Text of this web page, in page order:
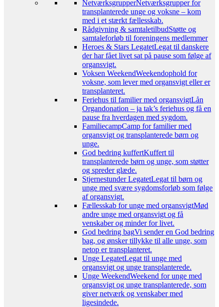
NetværksgrupperNetværksgrupper for
transplanterede unge og voksne – kom
med i et stærkt fællesskab.
Rådgivning & samtaletilbudStøtte og
samtaleforløb til foreningens medlemmer
Heroes & Stars LegatetLegat til danskere
der har fået livet sat på pause som følge af
organsvigt.
Voksen WeekendWeekendophold for
voksne, som lever med organsvigt eller er
transplanteret.
Feriehus til familier med organsvigtLån
Organdonation – ja tak’s feriehus og få en
pause fra hverdagen med sygdom.
FamiliecampCamp for familier med
organsvigt og transplanterede børn og
unge.
God bedring kuffertKuffert til
transplanterede børn og unge, som støtter
og spreder glæde.
Stjernestunder LegatetLegat til børn og
unge med svære sygdomsforløb som følge
af organsvigt.
Fællesskab for unge med organsvigtMød
andre unge med organsvigt og få
venskaber og minder for livet.
God bedring bagVi sender en God bedring
bag, og ønsker tillykke til alle unge, som
netop er transplanteret.
Unge LegatetLegat til unge med
organsvigt og unge transplanterede.
Unge WeekendWeekend for unge med
organsvigt og unge transplanterede, som
giver netværk og venskaber med
ligesindede.